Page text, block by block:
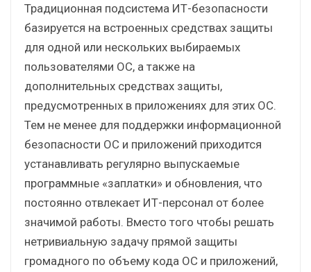
Традиционная подсистема ИТ-безопасности
базируется на встроенных средствах защиты
для одной или нескольких выбираемых
пользователями ОС, а также на
дополнительных средствах защиты,
предусмотренных в приложениях для этих ОС.
Тем не менее для поддержки информационной
безопасности ОС и приложений приходится
устанавливать регулярно выпускаемые
программные «заплатки» и обновления, что
постоянно отвлекает ИТ-персонал от более
значимой работы. Вместо того чтобы решать
нетривиальную задачу прямой защиты
громадного по объему кода ОС и приложений,